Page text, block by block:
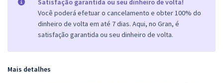
Satisfação garantida ou seu dinheiro de volta!
Você poderá efetuar o cancelamento e obter 100% do
dinheiro de volta em até 7 dias. Aqui, no Gran, é
satisfação garantida ou seu dinheiro de volta.
Mais detalhes